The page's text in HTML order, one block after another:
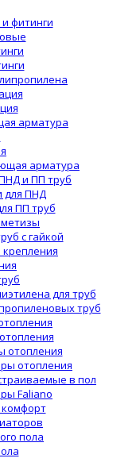
фитинги
арматура
арматура
и ПП труб
для ПНД
ПП труб
с гайкой
для труб
труб
отопления
отопления
в пол
Faliano
пола